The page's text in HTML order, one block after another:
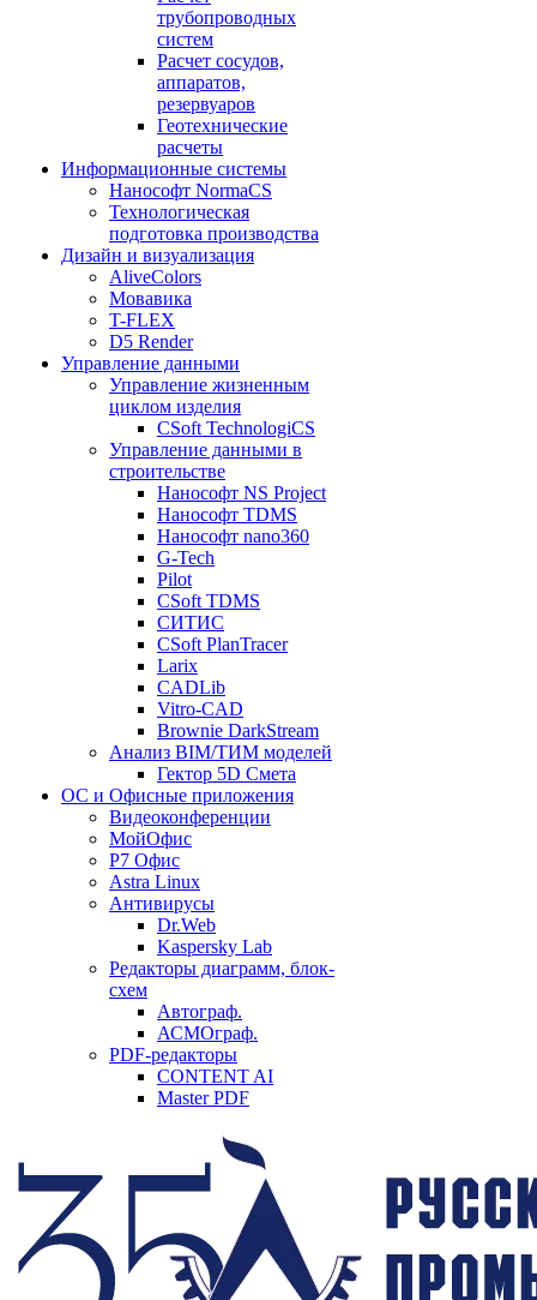
трубопроводных
систем
Расчет сосудов,
аппаратов,
резервуаров
Геотехнические
расчеты
Информационные системы
Нанософт NormaCS
Технологическая
подготовка производства
Дизайн и визуализация
AliveColors
Мовавика
T-FLEX
D5 Render
Управление данными
Управление жизненным
циклом изделия
CSoft TechnologiCS
Управление данными в
строительстве
Нанософт NS Project
Нанософт TDMS
Нанософт nano360
G-Tech
Pilot
CSoft TDMS
СИТИС
CSoft PlanTracer
Larix
CADLib
Vitro-CAD
Brownie DarkStream
Анализ BIM/ТИМ моделей
Гектор 5D Смета
ОС и Офисные приложения
Видеоконференции
МойОфис
P7 Офис
Astra Linux
Антивирусы
Dr.Web
Kaspersky Lab
Редакторы диаграмм, блок-
схем
Автограф.
АСМОграф.
PDF-редакторы
CONTENT AI
Master PDF